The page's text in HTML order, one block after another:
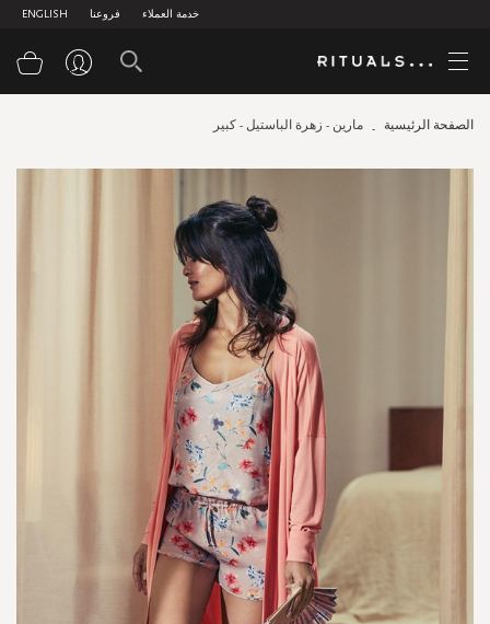
ENGLISH فروعنا خدمة العملاء
الصفحة الرئيسية مارين - زهرة الباستيل - كبير
Skip